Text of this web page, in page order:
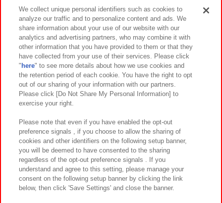
イベント・キャンペーン
関連会社 サステナビリティ サイトポリシー
プライバシーポリシー ウェブアクセシビリティ方針と検証結果
お取引先さまとともに
カスタマーハラスメント対応方針 よくあるご質問・お問い合わせ
©Bandai Namco Amusement Inc.
We collect unique personal identifiers such as cookies to
analyze our traffic and to personalize content and ads. We
share information about your use of our website with our
analytics and advertising partners, who may combine it with
other information that you have provided to them or that they
have collected from your use of their services. Please click
" here" to see more details about how we use cookies and
the retention period of each cookie. You have the right to opt
out of our sharing of your information with our partners.
Please click [Do Not Share My Personal Information] to
exercise your right.
Please note that even if you have enabled the opt-out
preference signals , if you choose to allow the sharing of
cookies and other identifiers on the following setup banner,
you will be deemed to have consented to the sharing
regardless of the opt-out preference signals . If you
understand and agree to this setting, please manage your
consent on the following setup banner by clicking the link
below, then click 'Save Settings' and close the banner.